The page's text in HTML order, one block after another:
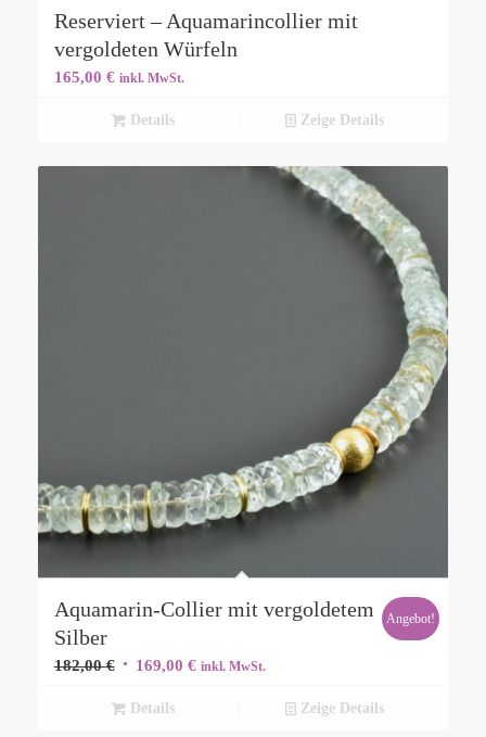
Reserviert – Aquamarincollier mit
vergoldeten Würfeln
165,00 € inkl. MwSt.
Details Zeige Details
Aquamarin-Collier mit vergoldetem
Silber
182,00€ Ursprünglicher
war:
169,00 €Aktueller
inkl. MwSt.
Angebot!
Details Zeige Details